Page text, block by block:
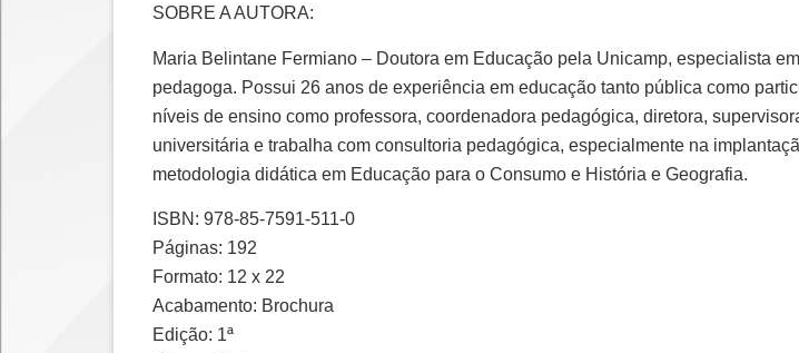
SOBRE A AUTORA:
Maria Belintane Fermiano – Doutora em Educação pela Unicamp, especialista
pedagoga. Possui 26 anos de experiência em educação tanto pública como
níveis de ensino como professora, coordenadora pedagógica, diretora,
universitária e trabalha com consultoria pedagógica, especialmente na
metodologia didática em Educação para o Consumo e História e Geografia.
ISBN: 978-85-7591-511-0
Páginas: 192
Formato: 12 x 22
Acabamento: Brochura
Edição: 1ª